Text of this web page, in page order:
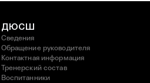
ДЮСШ
Сведения
Обращение руководителя
Контактная информация
Тренерский состав
Воспитанники